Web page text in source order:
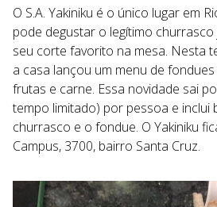
O S.A. Yakiniku é o único lugar em
pode degustar o legítimo
seu corte favorito na mesa. Nesta
a casa lançou um menu de
frutas e carne. Essa novidade sai
tempo limitado) por pessoa e inclui
churrasco e o fondue. O Yakiniku
Campus, 3700, bairro Santa Cruz.